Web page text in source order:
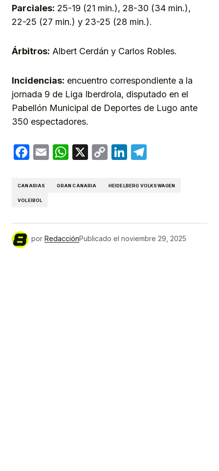
Parciales: 25-19 (21 min.), 28-30 (34 min.),
22-25 (27 min.) y 23-25 (28 min.).
Árbitros: Albert Cerdán y Carlos Robles.
Incidencias: encuentro correspondiente a la
jornada 9 de Liga Iberdrola, disputado en el
Pabellón Municipal de Deportes de Lugo ante
350 espectadores.
Facebook
EmailWhatsApp
X
CopyLinkedIn
CANARIAS GRAN CANARIA HEIDELBERG VOLKSWAGEN
VOLEIBOL
por RedacciónPublicado el noviembre 29, 2025